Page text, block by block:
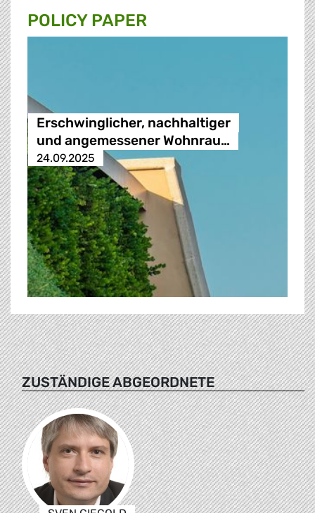
POLICY PAPER
Erschwinglicher, nachhaltiger
und angemessener Wohnrau…
24.09.2025
ZUSTÄNDIGE ABGEORDNETE